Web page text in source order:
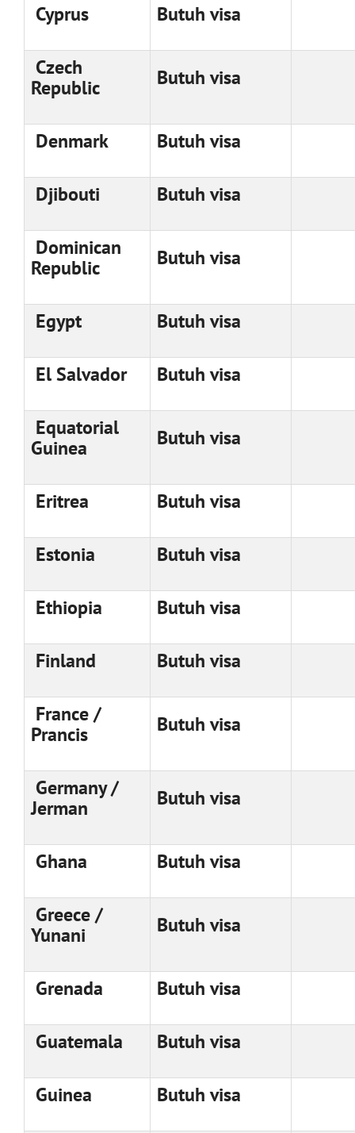
Cyprus Butuh visa
Czech
Republic
Butuh visa
Denmark Butuh visa
Djibouti Butuh visa
Dominican
Republic
Butuh visa
Egypt Butuh visa
El Salvador Butuh visa
Equatorial
Guinea
Butuh visa
Eritrea Butuh visa
Estonia Butuh visa
Ethiopia Butuh visa
Finland Butuh visa
France /
Prancis
Butuh visa
Germany /
Jerman
Butuh visa
Ghana Butuh visa
Greece /
Yunani
Butuh visa
Grenada Butuh visa
Guatemala Butuh visa
Guinea Butuh visa